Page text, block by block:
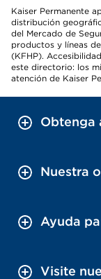
Kaiser Permanente
distribución
del Mercado de
productos y líneas
(KFHP).
este directorio: los
atención de Kaiser
Obtenga
Nuestra
Ayuda
Visite